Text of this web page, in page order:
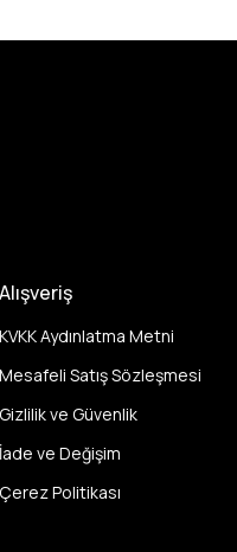
Alışveriş
KVKK Aydınlatma Metni
Mesafeli Satış Sözleşmesi
Gizlilik ve Güvenlik
İade ve Değişim
Çerez Politikası